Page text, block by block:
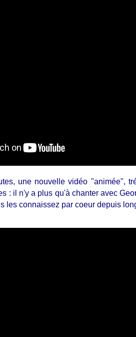
une nouvelle vidéo "animée",
: il n'y a plus qu'à chanter avec
les connaissez par coeur depuis